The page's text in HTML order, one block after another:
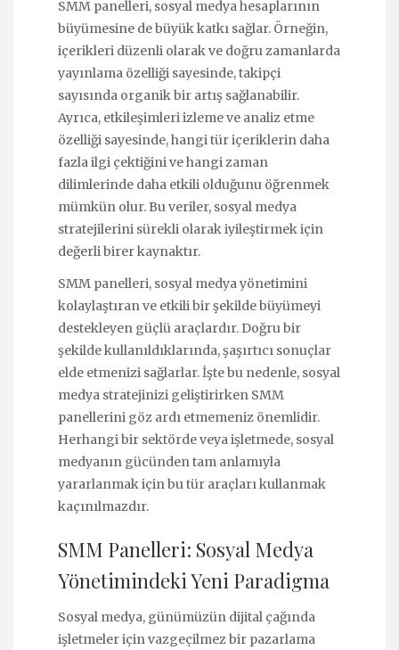
SMM panelleri, sosyal medya hesaplarının
büyümesine de büyük katkı sağlar. Örneğin,
içerikleri düzenli olarak ve doğru zamanlarda
yayınlama özelliği sayesinde, takipçi
sayısında organik bir artış sağlanabilir.
Ayrıca, etkileşimleri izleme ve analiz etme
özelliği sayesinde, hangi tür içeriklerin daha
fazla ilgi çektiğini ve hangi zaman
dilimlerinde daha etkili olduğunu öğrenmek
mümkün olur. Bu veriler, sosyal medya
stratejilerini sürekli olarak iyileştirmek için
değerli birer kaynaktır.
SMM panelleri, sosyal medya yönetimini
kolaylaştıran ve etkili bir şekilde büyümeyi
destekleyen güçlü araçlardır. Doğru bir
şekilde kullanıldıklarında, şaşırtıcı sonuçlar
elde etmenizi sağlarlar. İşte bu nedenle, sosyal
medya stratejinizi geliştirirken SMM
panellerini göz ardı etmemeniz önemlidir.
Herhangi bir sektörde veya işletmede, sosyal
medyanın gücünden tam anlamıyla
yararlanmak için bu tür araçları kullanmak
kaçınılmazdır.
SMM Panelleri: Sosyal Medya
Yönetimindeki Yeni Paradigma
Sosyal medya, günümüzün dijital çağında
işletmeler için vazgeçilmez bir pazarlama